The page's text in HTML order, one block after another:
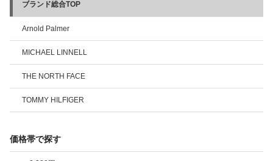
ブランド総合TOP
Arnold Palmer
MICHAEL LINNELL
THE NORTH FACE
TOMMY HILFIGER
価格帯で探す